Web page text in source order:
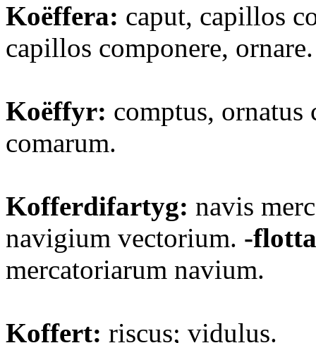
Koëffera: caput, capillos
capillos componere, ornare.
Koëffyr: comptus,
comarum.
Kofferdifartyg: navis
navigium vectorium. -
mercatoriarum navium.
Koffert: riscus; vidulus.